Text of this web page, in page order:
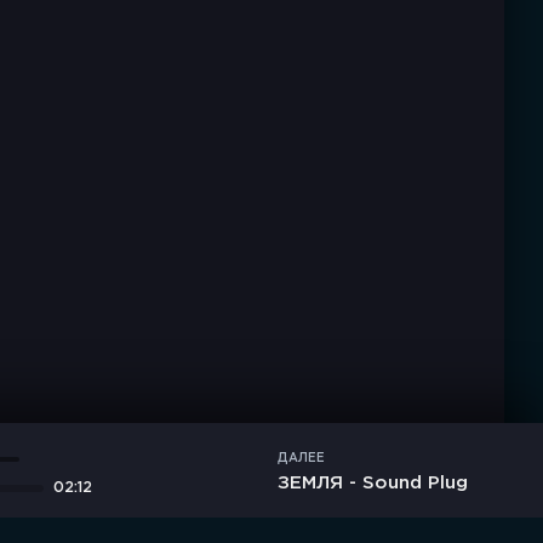
02:12
ДАЛЕЕ
ЗЕМЛЯ - Sound Plug